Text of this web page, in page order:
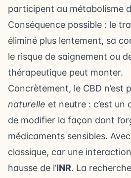
participent au métabolisme
Conséquence possible : le
éliminé plus lentement, sa
le risque de saignement ou
thérapeutique peut monter.
Concrètement, le CBD n’est
naturelle et neutre : c’est
de modifier la façon dont
médicaments sensibles.
classique, car une
hausse de l’INR. La